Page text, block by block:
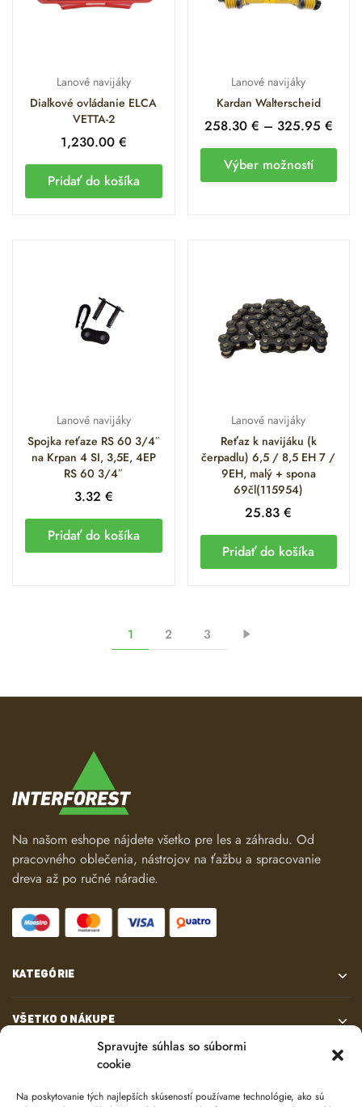
Spravujte súhlas so súbormi
cookie
Na poskytovanie tých najlepších skúseností používame technológie, ako sú
Lanové navijáky
Diaľkové ovládanie ELCA
VETTA-2
1,230.00 €
Pridať do košíka
Lanové navijáky
Kardan Walterscheid
258.30 € – 325.95 €
Výber možností
Lanové navijáky
Spojka reťaze RS 60 3/4″
na Krpan 4 SI, 3,5E, 4EP
RS 60 3/4″
3.32 €
Pridať do košíka
Lanové navijáky
Reťaz k navijáku (k
čerpadlu) 6,5 / 8,5 EH 7 /
9EH, malý + spona
69čl(115954)
25.83€
Pridať do košíka
1 2 3
Na našom eshope nájdete všetko pre les a záhradu. Od
pracovného oblečenia, nástrojov na ťažbu a spracovanie
dreva až po ručné náradie.
KATEGÓRIE
VŠETKO O NÁKUPE